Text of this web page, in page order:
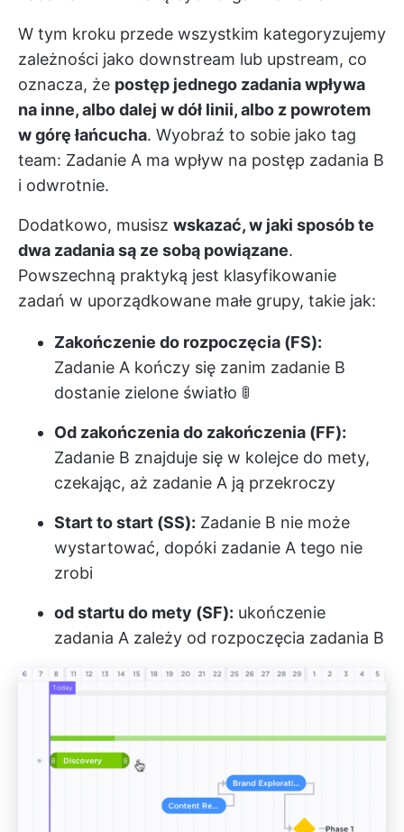
W tym kroku przede wszystkim kategoryzujemy
zależności jako downstream lub upstream, co
oznacza, że postęp jednego zadania wpływa
na inne, albo dalej w dół linii, albo z powrotem
w górę łańcucha. Wyobraź to sobie jako tag
team: Zadanie A ma wpływ na postęp zadania B
i odwrotnie.
Dodatkowo, musisz wskazać, w jaki sposób te
dwa zadania są ze sobą powiązane.
Powszechną praktyką jest klasyfikowanie
zadań w uporządkowane małe grupy, takie jak:
Zakończenie do rozpoczęcia (FS):
Zadanie A kończy się zanim zadanie B
dostanie zielone światło 🚦
Od zakończenia do zakończenia (FF):
Zadanie B znajduje się w kolejce do mety,
czekając, aż zadanie A ją przekroczy
Start to start (SS): Zadanie B nie może
wystartować, dopóki zadanie A tego nie
zrobi
od startu do mety (SF): ukończenie
zadania A zależy od rozpoczęcia zadania B